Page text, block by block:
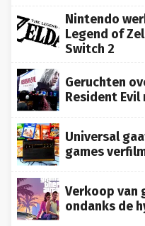
Nintendo
Legend of
Switch 2
Geruchten
Resident Evil
Universal
games
Verkoop van
ondanks de